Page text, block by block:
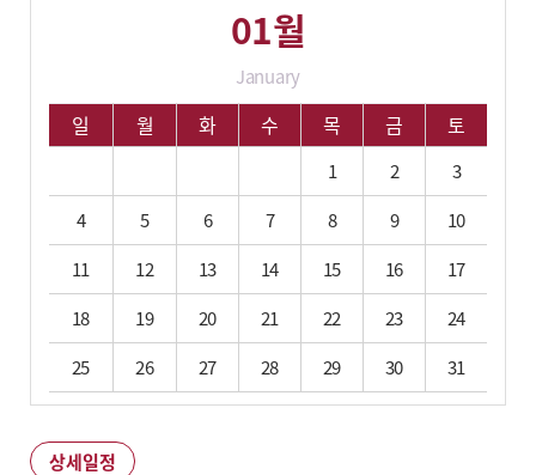
01월
January
01월 학사 일정입니다.
일 월 화 수 목 금 토
1 2
3
4
5 6 7 8 9
10
11
12 13 14 15 16
17
18
19 20 21 22 23
24
25
26 27 28 29 30 31
상세일정